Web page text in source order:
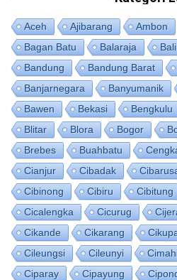
Aceh Ajibarang Ambon
Bagan Batu
Balaraja Bali
Bandung
Bandung Barat
Banjarnegara
Banyumanik
Bawen
Bekasi Bengkulu
Blitar
Blora Bogor
Brebes
Buahbatu
Cianjur
Cibadak
Cibinong
Cibiru Cibitung
Cicalengka
Cicurug
Cikande
Cikarang
Cileungsi
Cileunyi
Ciparay
Cipayung